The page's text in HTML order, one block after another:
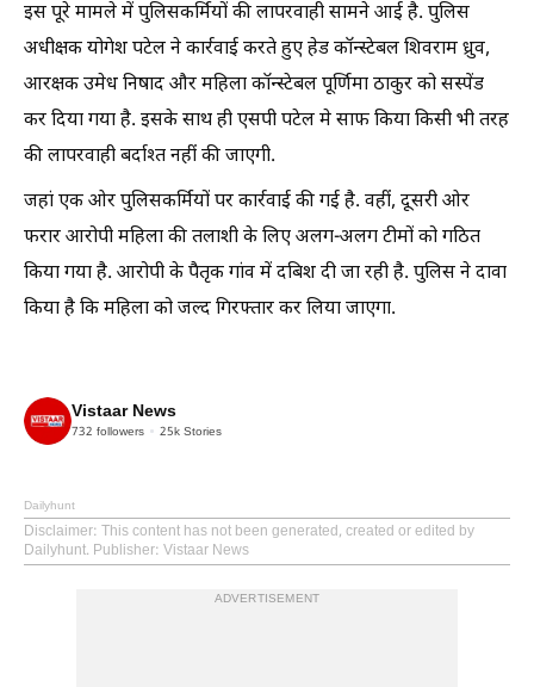
इस पूरे मामले में पुलिसकर्मियों की लापरवाही सामने आई है. पुलिस
अधीक्षक योगेश पटेल ने कार्रवाई करते हुए हेड कॉन्स्टेबल शिवराम ध्रुव,
आरक्षक उमेध निषाद और महिला कॉन्स्टेबल पूर्णिमा ठाकुर को सस्पेंड
कर दिया गया है. इसके साथ ही एसपी पटेल मे साफ किया किसी भी तरह
की लापरवाही बर्दाश्त नहीं की जाएगी.
जहां एक ओर पुलिसकर्मियों पर कार्रवाई की गई है. वहीं, दूसरी ओर
फरार आरोपी महिला की तलाशी के लिए अलग-अलग टीमों को गठित
किया गया है. आरोपी के पैतृक गांव में दबिश दी जा रही है. पुलिस ने दावा
किया है कि महिला को जल्द गिरफ्तार कर लिया जाएगा.
Vistaar News
732 followers 25k Stories
Dailyhunt
Disclaimer: This content has not been generated, created or edited by
Dailyhunt. Publisher: Vistaar News
ADVERTISEMENT